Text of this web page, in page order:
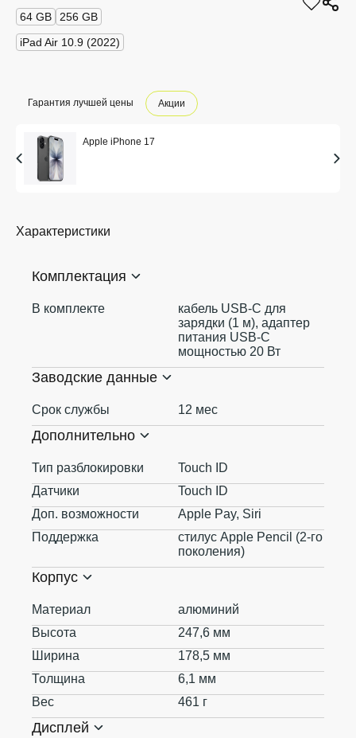
64 GB
256 GB
iPad Air 10.9 (2022)
Гарантия лучшей цены Акции
Apple iPhone 17
Характеристики
Комплектация
В комплекте
кабель USB‑C для
зарядки (1 м), адаптер
питания USB‑C
мощностью 20 Вт
Заводские данные
Срок службы 12 мес
Дополнительно
Тип разблокировки
Touch ID
Датчики
Touch ID
Доп. возможности
Apple Pay, Siri
Поддержка
стилус Apple Pencil (2‑го
поколения)
Корпус
Материал
алюминий
Высота
247,6 мм
Ширина
178,5 мм
Толщина
6,1 мм
Вес
461 г
Дисплей